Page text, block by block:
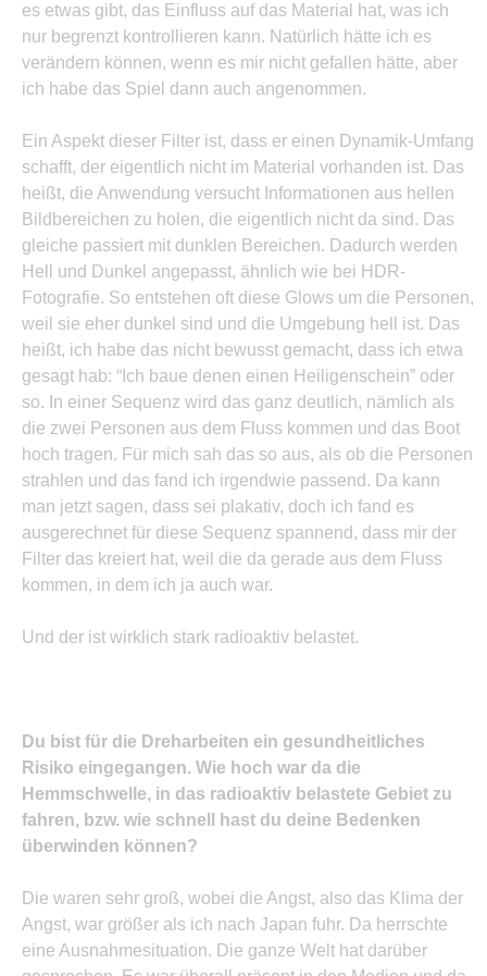
es etwas gibt, das Einfluss auf das Material hat, was ich
nur begrenzt kontrollieren kann. Natürlich hätte ich es
verändern können, wenn es mir nicht gefallen hätte, aber
ich habe das Spiel dann auch angenommen.
Ein Aspekt dieser Filter ist, dass er einen Dynamik-Umfang
schafft, der eigentlich nicht im Material vorhanden ist. Das
heißt, die Anwendung versucht Informationen aus hellen
Bildbereichen zu holen, die eigentlich nicht da sind. Das
gleiche passiert mit dunklen Bereichen. Dadurch werden
Hell und Dunkel angepasst, ähnlich wie bei HDR-
Fotografie. So entstehen oft diese Glows um die Personen,
weil sie eher dunkel sind und die Umgebung hell ist. Das
heißt, ich habe das nicht bewusst gemacht, dass ich etwa
gesagt hab: “Ich baue denen einen Heiligenschein” oder
so. In einer Sequenz wird das ganz deutlich, nämlich als
die zwei Personen aus dem Fluss kommen und das Boot
hoch tragen. Für mich sah das so aus, als ob die Personen
strahlen und das fand ich irgendwie passend. Da kann
man jetzt sagen, dass sei plakativ, doch ich fand es
ausgerechnet für diese Sequenz spannend, dass mir der
Filter das kreiert hat, weil die da gerade aus dem Fluss
kommen, in dem ich ja auch war.
Und der ist wirklich stark radioaktiv belastet.
Du bist für die Dreharbeiten ein gesundheitliches
Risiko eingegangen. Wie hoch war da die
Hemmschwelle, in das radioaktiv belastete Gebiet zu
fahren, bzw. wie schnell hast du deine Bedenken
überwinden können?
Die waren sehr groß, wobei die Angst, also das Klima der
Angst, war größer als ich nach Japan fuhr. Da herrschte
eine Ausnahmesituation. Die ganze Welt hat darüber